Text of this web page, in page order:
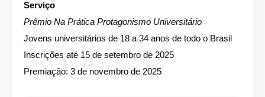
Serviço
Prêmio Na Prática Protagonismo Universitário
Jovens universitários de 18 a 34 anos de todo o Brasil
Inscrições até 15 de setembro de 2025
Premiação: 3 de novembro de 2025